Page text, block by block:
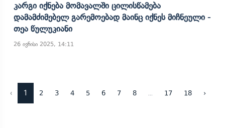
Კარგი Იქნება Მომავალში Ცილისწამება
Დამამძიმებელ Გარემოებად Მაინც Იქნეს Მიჩნეული -
Თეა Წულუკიანი
26 ივნისი 2025, 14:11
‹ 1 2 3 4 5 6 7 8 17 18 ›